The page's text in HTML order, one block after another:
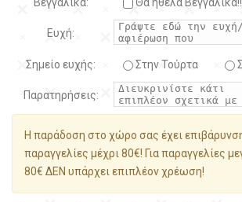
Ευχή:
Σημείο ευχής: Στην Τούρτα
Παρατηρήσεις:
Η παράδοση στο χώρο σας έχει
παραγγελίες μέχρι 80€! Για παραγγελίες
80€ ΔΕΝ υπάρχει επιπλέον χρέωση!